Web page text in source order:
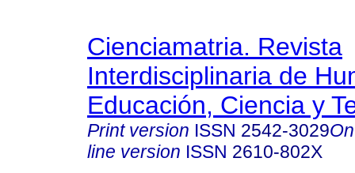
Cienciamatria. Revista
Interdisciplinaria de
Educación, Ciencia y
Print version ISSN 2542-3029
line version ISSN 2610-802X